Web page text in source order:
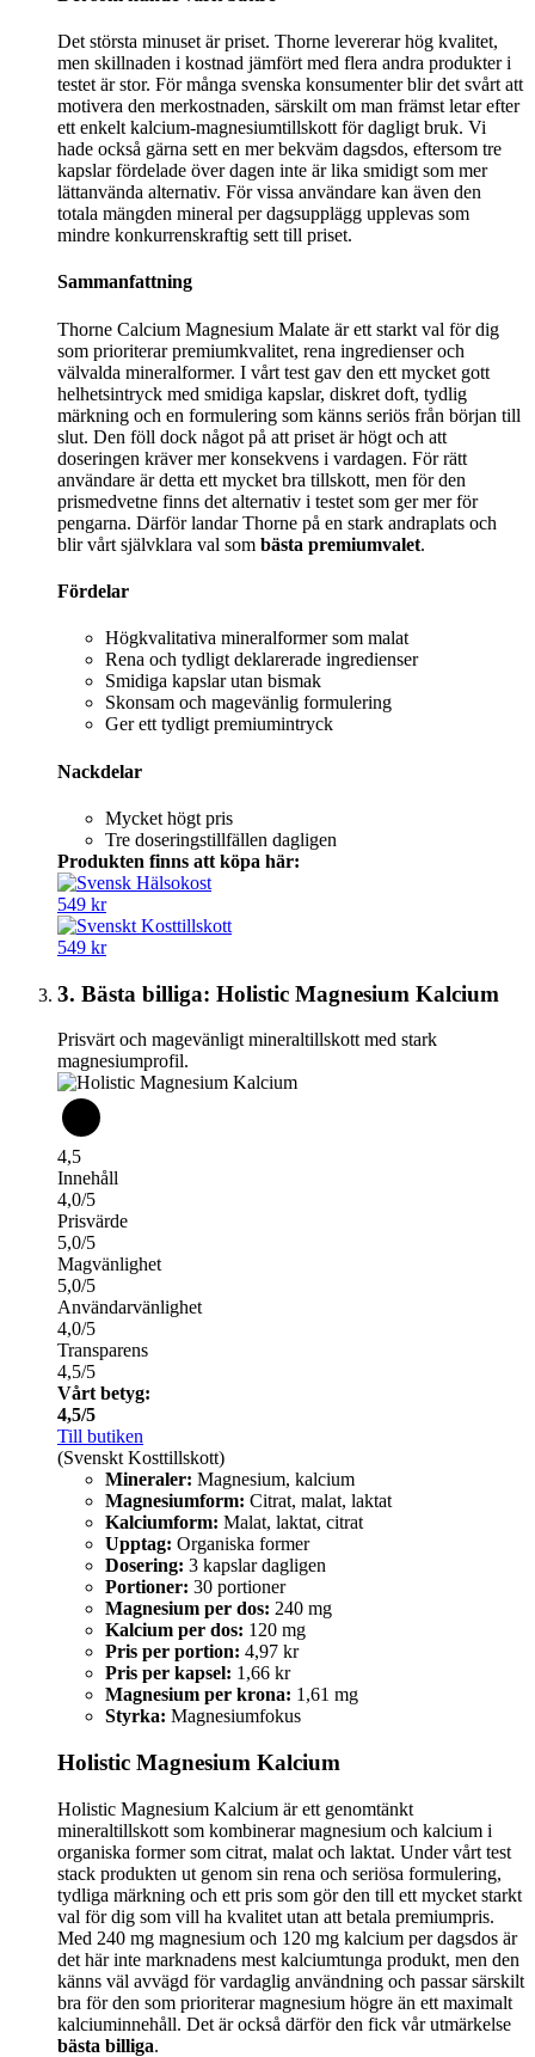
Det största minuset är priset. Thorne levererar hög kvalitet,
men skillnaden i kostnad jämfört med flera andra produkter i
testet är stor. För många svenska konsumenter blir det svårt att
motivera den merkostnaden, särskilt om man främst letar efter
ett enkelt kalcium-magnesiumtillskott för dagligt bruk. Vi
hade också gärna sett en mer bekväm dagsdos, eftersom tre
kapslar fördelade över dagen inte är lika smidigt som mer
lättanvända alternativ. För vissa användare kan även den
totala mängden mineral per dagsupplägg upplevas som
mindre konkurrenskraftig sett till priset.
Sammanfattning
Thorne Calcium Magnesium Malate är ett starkt val för dig
som prioriterar premiumkvalitet, rena ingredienser och
välvalda mineralformer. I vårt test gav den ett mycket gott
helhetsintryck med smidiga kapslar, diskret doft, tydlig
märkning och en formulering som känns seriös från början till
slut. Den föll dock något på att priset är högt och att
doseringen kräver mer konsekvens i vardagen. För rätt
användare är detta ett mycket bra tillskott, men för den
prismedvetne finns det alternativ i testet som ger mer för
pengarna. Därför landar Thorne på en stark andraplats och
blir vårt självklara val som bästa premiumvalet.
Fördelar
Högkvalitativa mineralformer som malat
Rena och tydligt deklarerade ingredienser
Smidiga kapslar utan bismak
Skonsam och magevänlig formulering
Ger ett tydligt premiumintryck
Nackdelar
Mycket högt pris
Tre doseringstillfällen dagligen
Produkten finns att köpa här:
549 kr
549 kr
3. Bästa billiga: Holistic Magnesium Kalcium
Prisvärt och magevänligt mineraltillskott med stark
magnesiumprofil.
4,5
Innehåll
4,0/5
Prisvärde
5,0/5
Magvänlighet
5,0/5
Användarvänlighet
4,0/5
Transparens
4,5/5
Vårt betyg:
4,5/5
Till butiken
(Svenskt Kosttillskott)
Mineraler: Magnesium, kalcium
Magnesiumform: Citrat, malat, laktat
Kalciumform: Malat, laktat, citrat
Upptag: Organiska former
Dosering: 3 kapslar dagligen
Portioner: 30 portioner
Magnesium per dos: 240 mg
Kalcium per dos: 120 mg
Pris per portion: 4,97 kr
Pris per kapsel: 1,66 kr
Magnesium per krona: 1,61 mg
Styrka: Magnesiumfokus
Holistic Magnesium Kalcium
Holistic Magnesium Kalcium är ett genomtänkt
mineraltillskott som kombinerar magnesium och kalcium i
organiska former som citrat, malat och laktat. Under vårt test
stack produkten ut genom sin rena och seriösa formulering,
tydliga märkning och ett pris som gör den till ett mycket starkt
val för dig som vill ha kvalitet utan att betala premiumpris.
Med 240 mg magnesium och 120 mg kalcium per dagsdos är
det här inte marknadens mest kalciumtunga produkt, men den
känns väl avvägd för vardaglig användning och passar särskilt
bra för den som prioriterar magnesium högre än ett maximalt
kalciuminnehåll. Det är också därför den fick vår utmärkelse
bästa billiga.